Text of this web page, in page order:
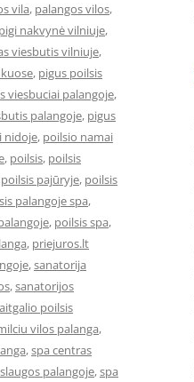
vila, palangos vilos,
pigi nakvynė vilniuje,
viesbutis vilniuje,
, pigus poilsis
viesbuciai palangoje,
palangoje, pigus
nidoje, poilsio namai
, poilsis, poilsis
poilsis pajūryje, poilsis
palangoje spa,
, poilsis spa,
, priejuros.lt
,sanatorija
,sanatorijos
poilsis
vilos palanga,
,spa centras
palangoje,spa